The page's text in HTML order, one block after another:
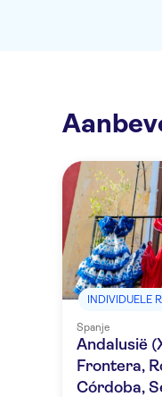
INDIVIDUELE
Spanje
Andalusië
Frontera,
Córdoba,